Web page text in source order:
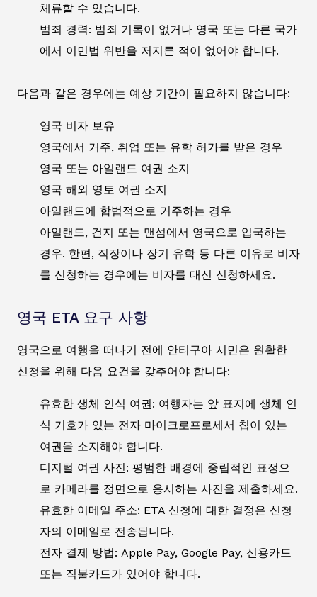
체류할 수 있습니다.
범죄 경력: 범죄 기록이 없거나 영국 또는 다른 국가
에서 이민법 위반을 저지른 적이 없어야 합니다.
다음과 같은 경우에는 예상 기간이 필요하지 않습니다:
영국 비자 보유
영국에서 거주, 취업 또는 유학 허가를 받은 경우
영국 또는 아일랜드 여권 소지
영국 해외 영토 여권 소지
아일랜드에 합법적으로 거주하는 경우
아일랜드, 건지 또는 맨섬에서 영국으로 입국하는
경우. 한편, 직장이나 장기 유학 등 다른 이유로 비자
를 신청하는 경우에는 비자를 대신 신청하세요.
영국 ETA 요구 사항
영국으로 여행을 떠나기 전에 안티구아 시민은 원활한
신청을 위해 다음 요건을 갖추어야 합니다:
유효한 생체 인식 여권: 여행자는 앞 표지에 생체 인
식 기호가 있는 전자 마이크로프로세서 칩이 있는
여권을 소지해야 합니다.
디지털 여권 사진: 평범한 배경에 중립적인 표정으
로 카메라를 정면으로 응시하는 사진을 제출하세요.
유효한 이메일 주소: ETA 신청에 대한 결정은 신청
자의 이메일로 전송됩니다.
전자 결제 방법: Apple Pay, Google Pay, 신용카드
또는 직불카드가 있어야 합니다.